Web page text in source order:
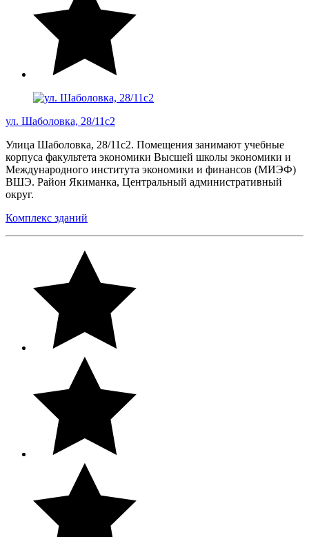
ул. Шаболовка, 28/11с2
Улица Шаболовка, 28/11с2. Помещения занимают учебные
корпуса факультета экономики Высшей школы экономики и
Международного института экономики и финансов (МИЭФ)
ВШЭ. Район Якиманка, Центральный административный
округ.
Комплекс зданий